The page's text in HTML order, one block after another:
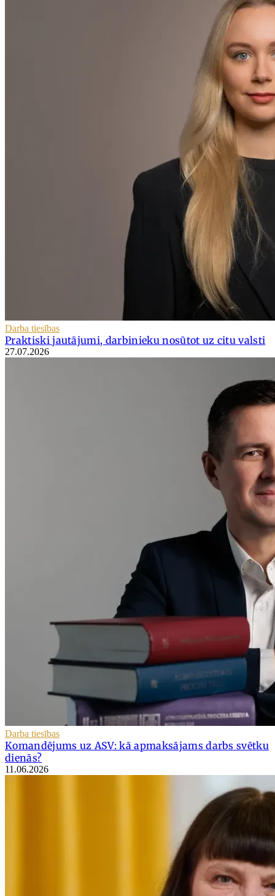
Darba tiesības
Praktiski jautājumi, darbinieku nosūtot uz citu valsti
27.07.2026
Darba tiesības
Komandējums uz ASV: kā apmaksājams darbs svētku
dienās?
11.06.2026